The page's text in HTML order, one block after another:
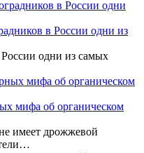
в России одни из
одни из самых
мифа об органическом
имеет дрожжевой